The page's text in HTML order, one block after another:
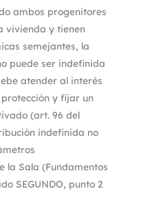
ambos progenitores
vivienda y tienen
semejantes, la
puede ser indefinida
atender al interés
y fijar un
(art. 96 del
indefinida no
la Sala (Fundamentos
SEGUNDO, punto 2